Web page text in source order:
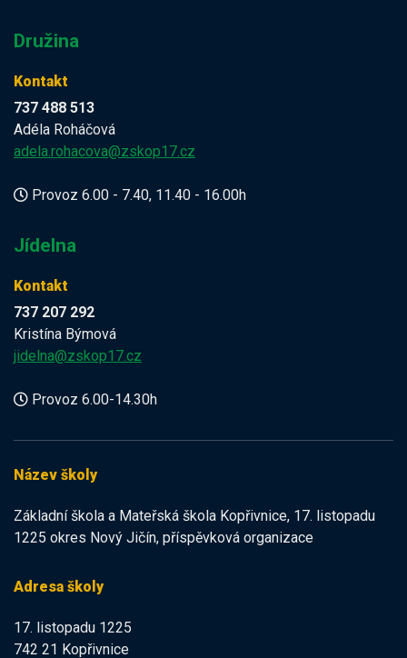
Družina
Kontakt
737 488 513
Adéla Roháčová
adela.rohacova@zskop17.cz
Provoz 6.00 - 7.40, 11.40 - 16.00h
Jídelna
Kontakt
737 207 292
Kristína Býmová
jidelna@zskop17.cz
Provoz 6.00-14.30h
Název školy
Základní škola a Mateřská škola Kopřivnice, 17. listopadu
1225 okres Nový Jičín, příspěvková organizace
Adresa školy
17. listopadu 1225
742 21 Kopřivnice